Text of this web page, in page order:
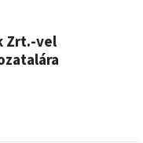
Zrt.-vel